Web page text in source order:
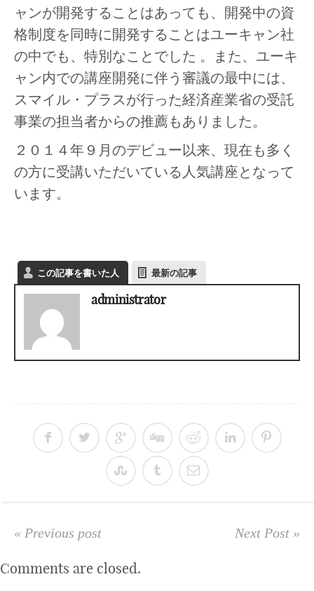
ャンが開発することはあっても、開発中の資
格制度を同時に開発することはユーキャン社
の中でも、特別なことでした 。また、ユーキ
ャン内での講座開発に伴う審議の最中には、
スマイル・プラスが行った経済産業省の受託
事業の担当者からの推薦もありました。
２０１４年９月のデビュー以来、現在も多く
の方に受講いただいている人気講座となって
います。
この記事を書いた人 最新の記事
administrator
« Previous post Next Post »
Comments are closed.